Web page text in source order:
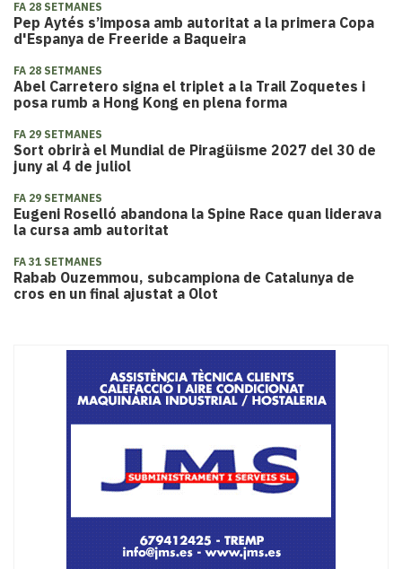
FA 28 SETMANES
Pep Aytés s’imposa amb autoritat a la primera Copa
d'Espanya de Freeride a Baqueira
FA 28 SETMANES
Abel Carretero signa el triplet a la Trail Zoquetes i
posa rumb a Hong Kong en plena forma
FA 29 SETMANES
Sort obrirà el Mundial de Piragüisme 2027 del 30 de
juny al 4 de juliol
FA 29 SETMANES
Eugeni Roselló abandona la Spine Race quan liderava
la cursa amb autoritat
FA 31 SETMANES
​Rabab Ouzemmou, subcampiona de Catalunya de
cros en un final ajustat a Olot